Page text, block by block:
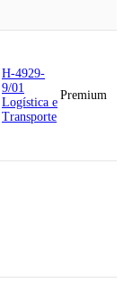
H-4929-
9/01
Logística e
Transporte
Premium